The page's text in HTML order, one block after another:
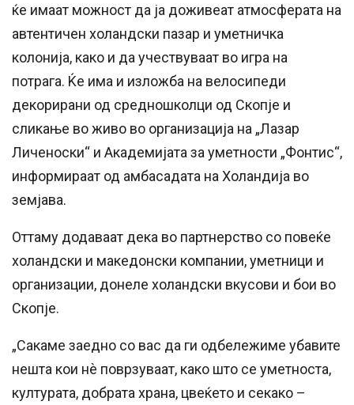
ќе имаат можност да ја доживеат атмосферата на
автентичен холандски пазар и уметничка
колонија, како и да учествуваат во игра на
потрага. Ќе има и изложба на велосипеди
декорирани од средношколци од Скопје и
сликање во живо во организација на „Лазар
Личеноски“ и Академијата за уметности „Фонтис“,
информираат од амбасадата на Холандија во
земјава.
Оттаму додаваат дека во партнерство со повеќе
холандски и македонски компании, уметници и
организации, донеле холандски вкусови и бои во
Скопје.
„Сакаме заедно со вас да ги одбележиме убавите
нешта кои нѐ поврзуваат, како што се уметноста,
културата, добрата храна, цвеќето и секако –